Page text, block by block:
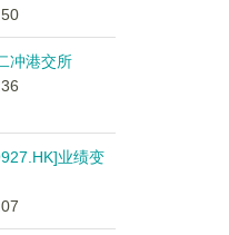
冲港交所
业绩变